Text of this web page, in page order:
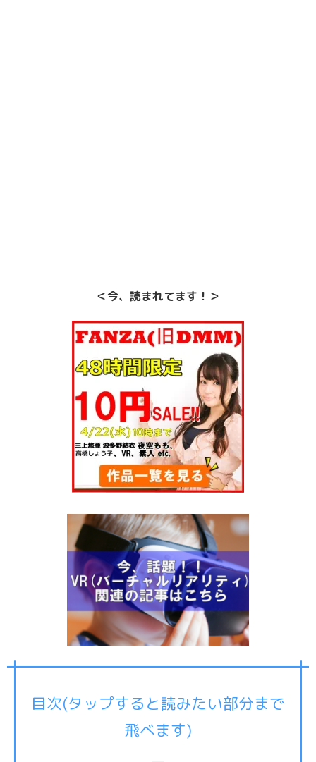
＜今、読まれてます！＞
目次(タップすると読みたい部分まで
飛べます)